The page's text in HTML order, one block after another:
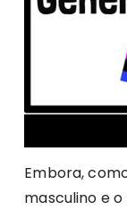
Embora,
masculino e